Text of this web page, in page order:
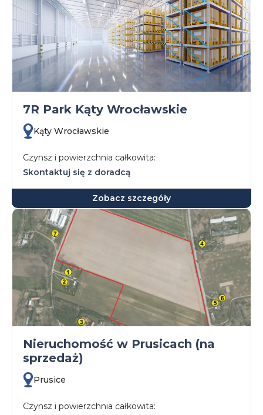
7R Park Kąty Wrocławskie
Kąty Wrocławskie
Czynsz i powierzchnia całkowita:
Skontaktuj się z doradcą
Zobacz szczegóły
Nieruchomość w Prusicach (na
sprzedaż)
Prusice
Czynsz i powierzchnia całkowita: